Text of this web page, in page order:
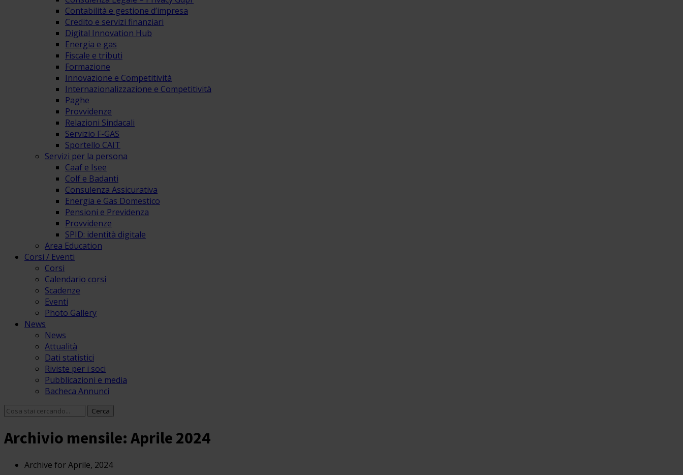
Contabilità e gestione d’impresa
Credito e servizi finanziari
Digital Innovation Hub
Energia e gas
Fiscale e tributi
Formazione
Innovazione e Competitività
Internazionalizzazione e Competitività
Paghe
Provvidenze
Relazioni Sindacali
Servizio F-GAS
Sportello CAIT
Servizi per la persona
Caaf e Isee
Colf e Badanti
Consulenza Assicurativa
Energia e Gas Domestico
Pensioni e Previdenza
Provvidenze
SPID: identità digitale
Area Education
Corsi / Eventi
Corsi
Calendario corsi
Scadenze
Eventi
Photo Gallery
News
News
Attualità
Dati statistici
Riviste per i soci
Pubblicazioni e media
Bacheca Annunci
Archivio mensile: Aprile 2024
Archive for Aprile, 2024